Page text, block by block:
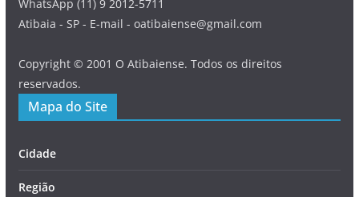
WhatsApp (11) 9 2012-5711
Atibaia - SP - E-mail - oatibaiense@gmail.com
Copyright © 2001 O Atibaiense. Todos os direitos
reservados.
Mapa do Site
Cidade
Região